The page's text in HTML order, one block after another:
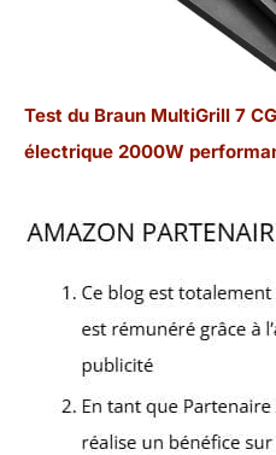
Test du Braun MultiGrill 7
électrique 2000W